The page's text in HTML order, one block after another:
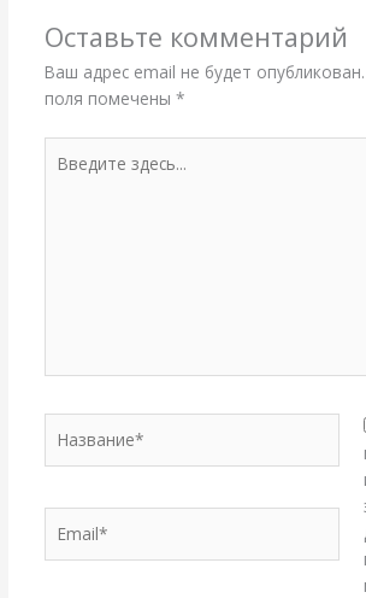
Оставьте комментарий
Ваш адрес email не будет опубликован.
поля помечены *
здесь...